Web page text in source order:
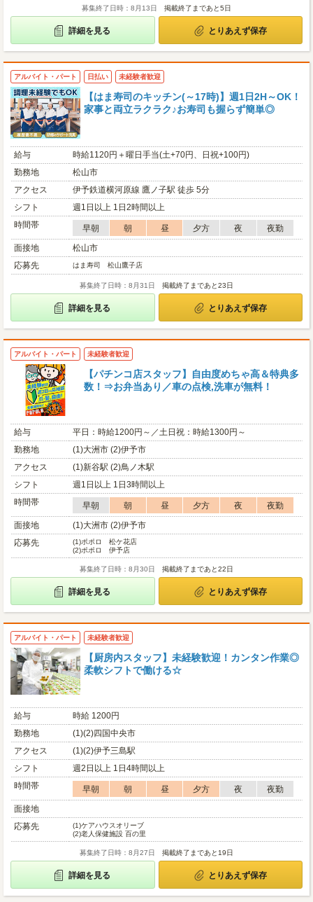
募集終了日時：8月13日 掲載終了まであと5日
詳細を見る とりあえず保存
アルバイト・パート 日払い 未経験者歓迎
【はま寿司のキッチン(～17時)】週1日2H～OK！
家事と両立ラクラク♪お寿司も握らず簡単◎
給与
時給1120円＋曜日手当(土+70円、日祝+100円)
勤務地
松山市
アクセス
伊予鉄道横河原線 鷹ノ子駅 徒歩 5分
シフト
週1日以上 1日2時間以上
時間帯
早朝 朝 昼 夕方 夜
夜勤
面接地
松山市
応募先
はま寿司 松山鷹子店
募集終了日時：8月31日 掲載終了まであと23日
詳細を見る とりあえず保存
アルバイト・パート 未経験者歓迎
【パチンコ店スタッフ】自由度めちゃ高＆特典多
数！⇒お弁当あり／車の点検,洗車が無料！
給与
平日：時給1200円～／土日祝：時給1300円～
勤務地
(1)大洲市 (2)伊予市
アクセス
(1)新谷駅 (2)鳥ノ木駅
シフト
週1日以上 1日3時間以上
時間帯
早朝 朝 昼 夕方 夜
夜勤
面接地
(1)大洲市 (2)伊予市
応募先
(1)ポポロ 松ケ花店
(2)ポポロ 伊予店
募集終了日時：8月30日 掲載終了まであと22日
詳細を見る とりあえず保存
アルバイト・パート 未経験者歓迎
【厨房内スタッフ】未経験歓迎！カンタン作業◎
柔軟シフトで働ける☆
給与
時給 1200円
勤務地
(1)(2)四国中央市
アクセス
(1)(2)伊予三島駅
シフト
週2日以上 1日4時間以上
時間帯
早朝 朝 昼 夕方 夜
夜勤
面接地
応募先
(1)ケアハウスオリーブ
(2)老人保健施設 百の里
募集終了日時：8月27日 掲載終了まであと19日
詳細を見る とりあえず保存